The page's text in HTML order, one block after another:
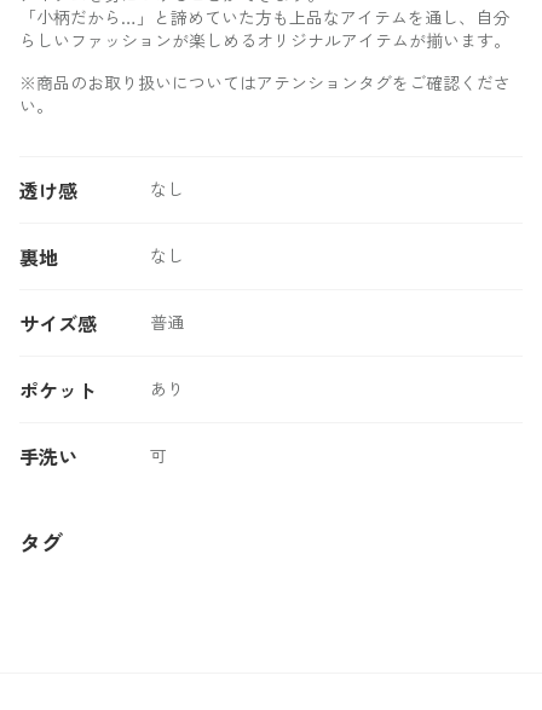
「小柄だから…」と諦めていた方も上品なアイテムを通し、自分
らしいファッションが楽しめるオリジナルアイテムが揃います。
※商品のお取り扱いについてはアテンションタグをご確認くださ
い。
透け感 なし
裏地 なし
サイズ感 普通
ポケット あり
手洗い 可
タグ